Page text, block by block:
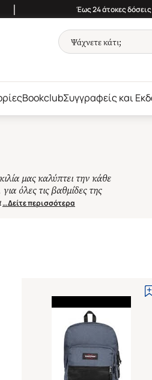
| Έως 24 άτοκες δόσεις
BookclubΣυγγραφείς και
μας καλύπτει την κάθε
όλες τις βαθμίδες της
…Δείτε περισσότερα